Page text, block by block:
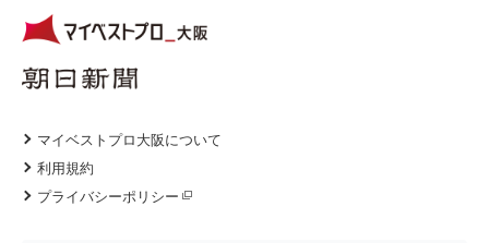
マイベストプロ大阪について
利用規約
プライバシーポリシー